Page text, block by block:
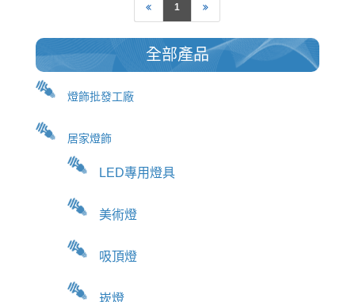
1
全部產品
燈飾批發工廠
居家燈飾
LED專用燈具
美術燈
吸頂燈
崁燈